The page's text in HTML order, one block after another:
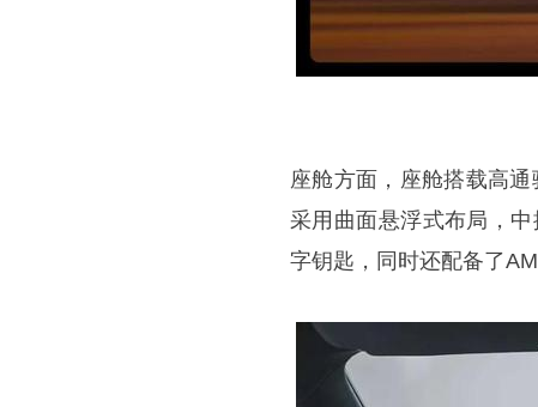
座舱方面，座舱搭载高
采用曲面悬浮式布局，
字钥匙，同时还配备了